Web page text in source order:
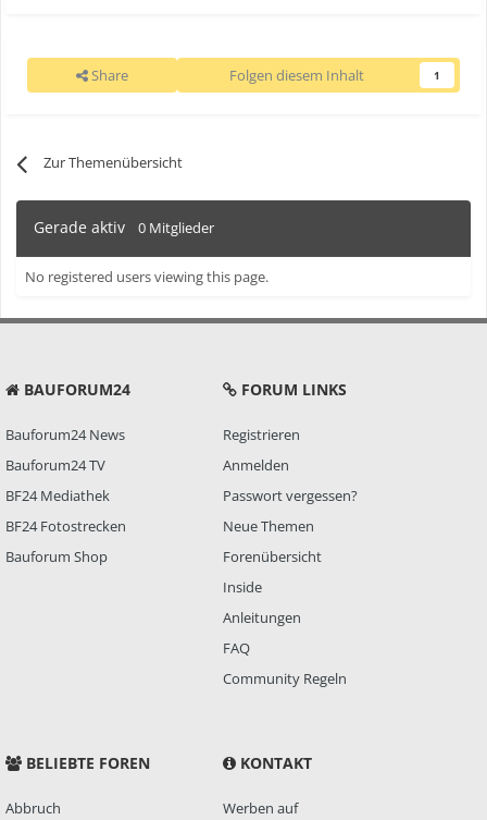
Share Folgen diesem Inhalt 1
Zur Themenübersicht
Gerade aktiv 0 Mitglieder
No registered users viewing this page.
BAUFORUM24
Bauforum24 News
Bauforum24 TV
BF24 Mediathek
BF24 Fotostrecken
Bauforum Shop
FORUM LINKS
Registrieren
Anmelden
Passwort vergessen?
Neue Themen
Forenübersicht
Inside
Anleitungen
FAQ
Community Regeln
BELIEBTE FOREN
Abbruch
KONTAKT
Werben auf